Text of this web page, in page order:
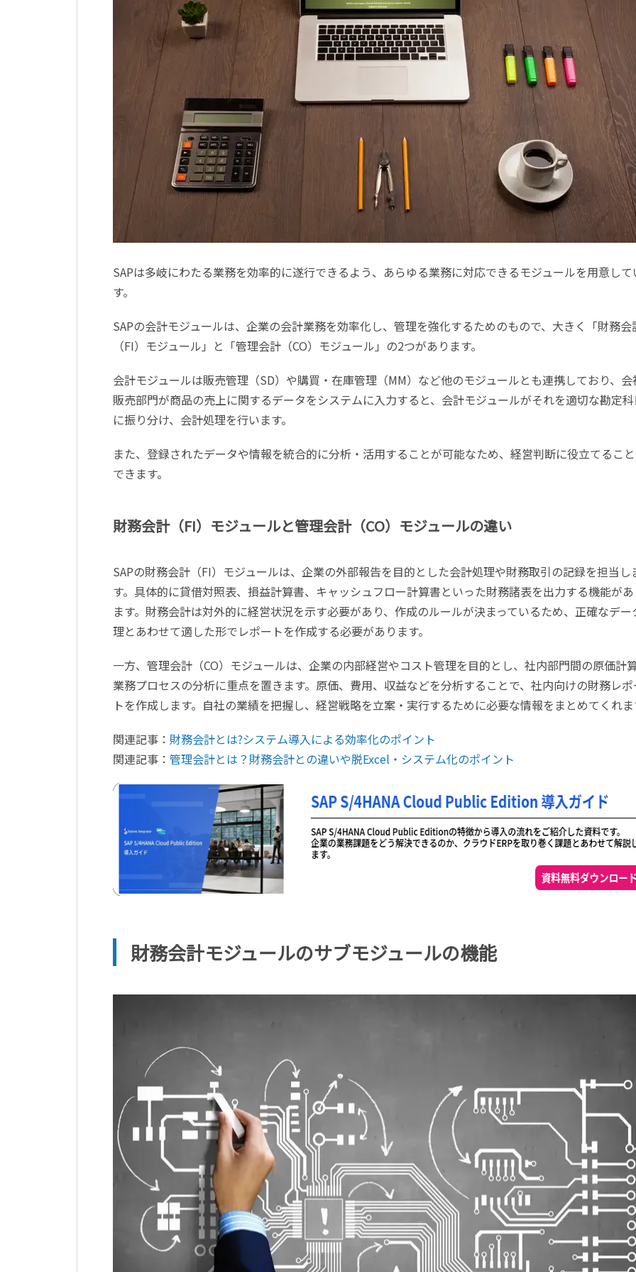
SAPは多岐にわたる業務を効率的に遂行できるよう、あらゆる業務に対応できるモジュールを用意して
す。
SAPの会計モジュールは、企業の会計業務を効率化し、管理を強化するためのもので、大きく「財務会
（FI）モジュール」と「管理会計（CO）モジュール」の2つがあります。
会計モジュールは販売管理（SD）や購買・在庫管理（MM）など他のモジュールとも連携しており、会
販売部門が商品の売上に関するデータをシステムに入力すると、会計モジュールがそれを適切な勘定科
に振り分け、会計処理を行います。
また、登録されたデータや情報を統合的に分析・活用することが可能なため、経営判断に役立てるこ
できます。
財務会計（FI）モジュールと管理会計（CO）モジュールの違い
SAPの財務会計（FI）モジュールは、企業の外部報告を目的とした会計処理や財務取引の記録を担当し
す。具体的に貸借対照表、損益計算書、キャッシュフロー計算書といった財務諸表を出力する機能があ
ます。財務会計は対外的に経営状況を示す必要があり、作成のルールが決まっているため、正確なデー
理とあわせて適した形でレポートを作成する必要があります。
一方、管理会計（CO）モジュールは、企業の内部経営やコスト管理を目的とし、社内部門間の原価計
業務プロセスの分析に重点を置きます。原価、費用、収益などを分析することで、社内向けの財務レポ
トを作成します。自社の業績を把握し、経営戦略を立案・実行するために必要な情報をまとめてくれま
関連記事： 財務会計とは?システム導入による効率化のポイント
関連記事： 管理会計とは？財務会計との違いや脱Excel・システム化のポイント
財務会計モジュールのサブモジュールの機能